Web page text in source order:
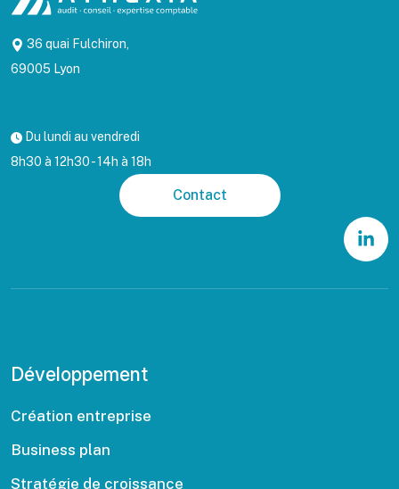
36 quai Fulchiron,
69005 Lyon
Du lundi au vendredi
8h30 à 12h30 - 14h à 18h
Contact
Développement
Création entreprise
Business plan
Stratégie de croissance